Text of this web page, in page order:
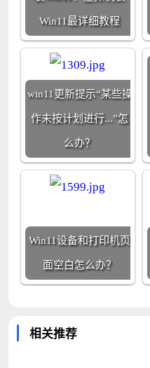
Win11最详细教程
win11更新提示“某些操
作未按计划进行...”怎
么办？
Win11设备和打印机页
面空白怎么办？
相关推荐